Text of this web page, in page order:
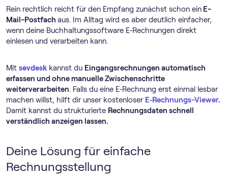
Rein rechtlich reicht für den Empfang zunächst schon ein E-
Mail-Postfach aus. Im Alltag wird es aber deutlich einfacher,
wenn deine Buch­haltungs­software E‑Rechnungen direkt
einlesen und verarbeiten kann.
Mit sevdesk kannst du Eingangsrechnungen automatisch
erfassen und ohne manuelle Zwischenschritte
weiterverarbeiten. Falls du eine E‑Rechnung erst einmal lesbar
machen willst, hilft dir unser kostenloser E‑Rechnungs-Viewer.
Damit kannst du strukturierte Rechnungsdaten schnell
verständlich anzeigen lassen.
Deine Lösung für einfache
Rechnungsstellung